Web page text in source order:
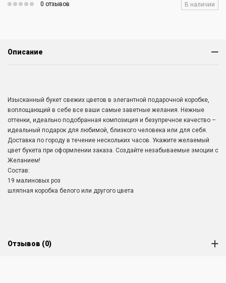
0 отзывов В наличии
Описание
Изысканный букет свежих цветов в элегантной подарочной коробке,
воплощающий в себе все ваши самые заветные желания. Нежные
оттенки, идеально подобранная композиция и безупречное качество –
идеальный подарок для любимой, близкого человека или для себя.
Доставка по городу в течение нескольких часов. Укажите желаемый
цвет букета при оформлении заказа. Создайте незабываемые эмоции с
Желанием!
Состав:
19 малиновых роз
шляпная коробка белого или другого цвета
Отзывов (0)